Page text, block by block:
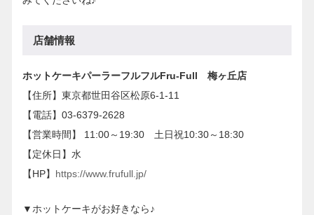
店舗情報
ホットケーキパーラーフルフルFru-Full 梅ヶ丘店
【住所】東京都世田谷区松原6-1-11
【電話】03-6379-2628
【営業時間】 11:00～19:30 土日祝10:30～18:30
【定休日】水
【HP】 https://www.frufull.jp/
▼ホットケーキがお好きなら♪